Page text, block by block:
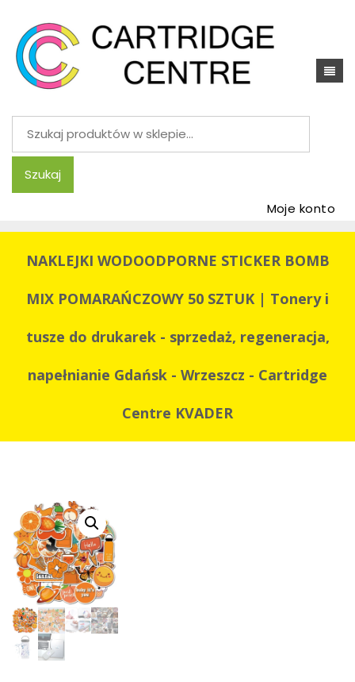
Szukaj:
Szukaj
Moje konto
NAKLEJKI WODOODPORNE STICKER BOMB
MIX POMARAŃCZOWY 50 SZTUK | Tonery i
tusze do drukarek - sprzedaż, regeneracja,
napełnianie Gdańsk - Wrzeszcz - Cartridge
Centre KVADER